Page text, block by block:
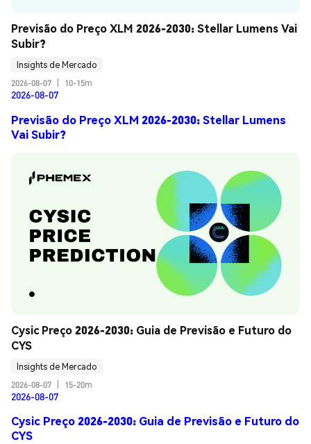
Previsão do Preço XLM 2026-2030: Stellar Lumens Vai
Subir?
Insights de Mercado
2026-08-07
10-15m
2026-08-07
Previsão do Preço XLM 2026-2030: Stellar Lumens
Vai Subir?
Cysic Preço 2026-2030: Guia de Previsão e Futuro do
CYS
Insights de Mercado
2026-08-07
15-20m
2026-08-07
Cysic Preço 2026-2030: Guia de Previsão e Futuro do
CYS